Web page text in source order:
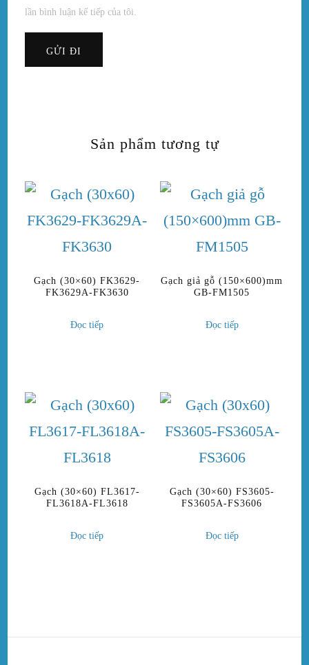
lần bình luận kế tiếp của tôi.
Sản phẩm tương tự
Gạch (30×60) FK3629-
FK3629A-FK3630
Đọc tiếp
Gạch giả gỗ (150×600)mm
GB-FM1505
Đọc tiếp
Gạch (30×60) FL3617-
FL3618A-FL3618
Đọc tiếp
Gạch (30×60) FS3605-
FS3605A-FS3606
Đọc tiếp